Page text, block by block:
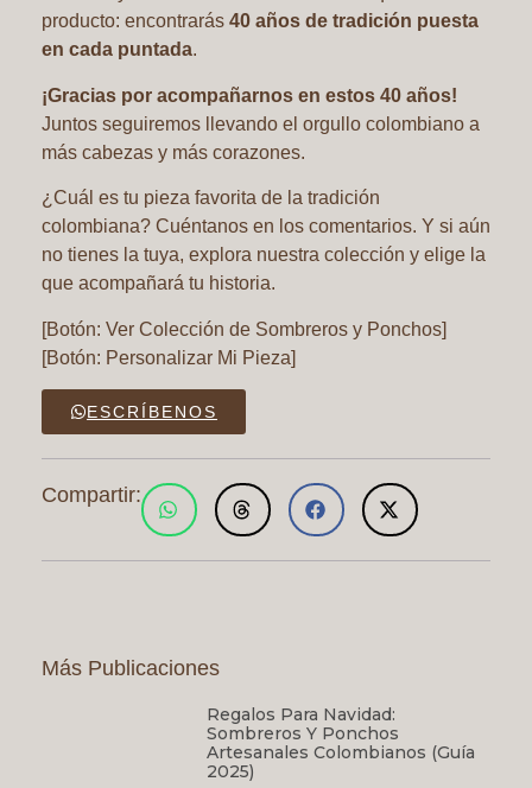
producto: encontrarás 40 años de tradición puesta
en cada puntada.
¡Gracias por acompañarnos en estos 40 años!
Juntos seguiremos llevando el orgullo colombiano a
más cabezas y más corazones.
¿Cuál es tu pieza favorita de la tradición
colombiana? Cuéntanos en los comentarios. Y si aún
no tienes la tuya, explora nuestra colección y elige la
que acompañará tu historia.
[Botón: Ver Colección de Sombreros y Ponchos]
[Botón: Personalizar Mi Pieza]
ESCRÍBENOS
Compartir:
Más Publicaciones
Regalos Para Navidad:
Sombreros Y Ponchos
Artesanales Colombianos (Guía
2025)